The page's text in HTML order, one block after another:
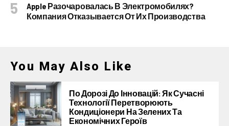
Apple Разочаровалась В Электромобилях?
Компания Отказывается От Их Производства
You May Also Like
По Дорозі До Інновацій: Як Сучасні
Технології Перетворюють
Кондиціонери На Зелених Та
Економічних Героїв